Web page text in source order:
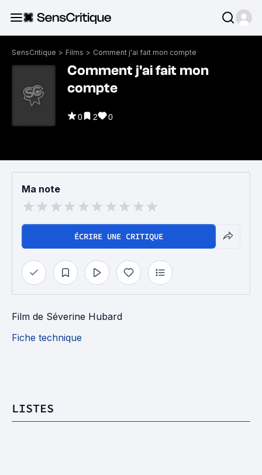
SensCritique > Films > Comment j'ai fait mon compte
Comment j'ai fait mon
compte
0 2 0
Ma note
ÉCRIRE UNE CRITIQUE
Film de Séverine Hubard
Fiche technique
LISTES